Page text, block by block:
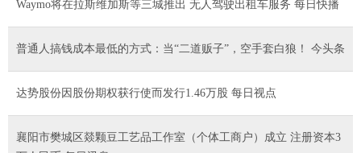
Waymo将在拉斯维加斯等三城推出 无人驾驶出租车服务 每日快播
普通人搞钱成本最低的方式：当“二道贩子”，空手套白狼！ 今头条
达势股份因股份期权获行使而发行1.46万股 每日视点
襄阳市樊城区燚颗豆工艺品工作室（个体工商户）成立 注册资本3